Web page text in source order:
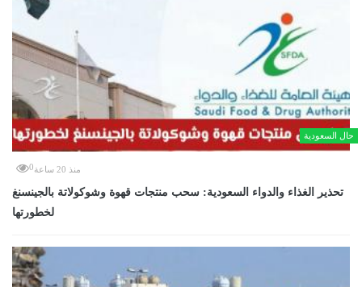
حال السعودية
منذ 20 ساعة 0
تحذير الغذاء والدواء السعودية: سحب منتجات قهوة وشوكولاتة بالجينسنغ
لخطورتها